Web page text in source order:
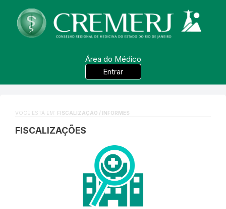
Área do Médico
Entrar
VOCÊ ESTÁ EM: FISCALIZAÇÃO / INFORMES
FISCALIZAÇÕES